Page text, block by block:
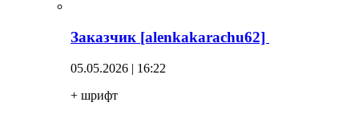
Заказчик [alenkakarachu62]
05.05.2026 | 16:22
+ шрифт